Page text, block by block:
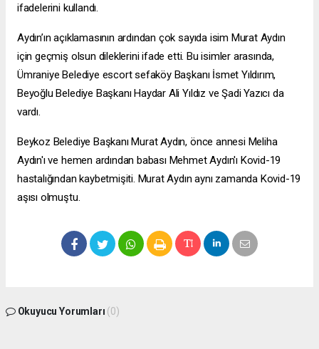
ifadelerini kullandı.
Aydın’ın açıklamasının ardından çok sayıda isim Murat Aydın
için geçmiş olsun dileklerini ifade etti. Bu isimler arasında,
Ümraniye Belediye escort sefaköyBaşkanı İsmet Yıldırım,
Beyoğlu Belediye Başkanı Haydar Ali Yıldız ve Şadi Yazıcı da
vardı.
Beykoz Belediye Başkanı Murat Aydın, önce annesi Meliha
Aydın'ı ve hemen ardından babası Mehmet Aydın'ı Kovid-19
hastalığından kaybetmişiti. Murat Aydın aynı zamanda Kovid-19
aşısı olmuştu.
Okuyucu Yorumları (0)